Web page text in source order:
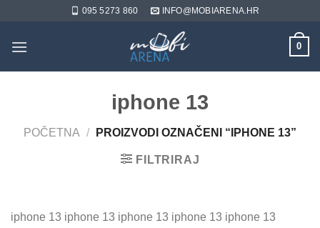
content
095 5273 860 INFO@MOBIARENA.HR
0
iphone 13
POČETNA / PROIZVODI OZNAČENI “IPHONE 13”
FILTRIRAJ
iphone 13 iphone 13 iphone 13 iphone 13 iphone 13